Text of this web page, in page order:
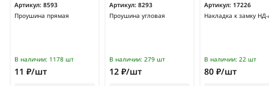
Артикул: 8593
Проушина прямая
В наличии: 1178 шт
11 ₽/шт
Артикул: 8293
Проушина угловая
В наличии: 279 шт
12 ₽/шт
Артикул: 17226
Накладка к замку
В наличии: 22 шт
80 ₽/шт